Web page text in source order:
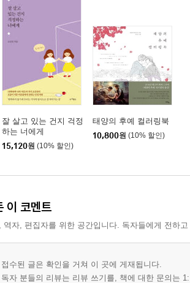
잘 살고 있는 건지 걱정
하는 너에게
15,120원 (10% 할인)
태양의 후예 컬러링북
10,800원 (10% 할인)
이 코멘트
역자, 편집자를 위한 공간입니다. 독자들에게 전하
접수된 글은 확인을 거쳐 이 곳에 게재됩니다.
독자 분들의 리뷰는 리뷰 쓰기를, 책에 대한 문의는